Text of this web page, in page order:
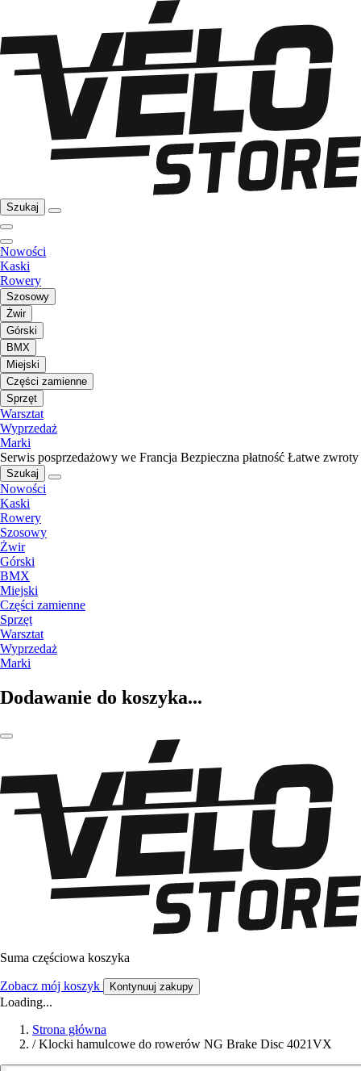
Szukaj
Nowości
Kaski
Rowery
Szosowy
Żwir
Górski
BMX
Miejski
Części zamienne
Sprzęt
Warsztat
Wyprzedaż
Marki
Serwis posprzedażowy we Francja Bezpieczna płatność Łatwe zwroty
Szukaj
Nowości
Kaski
Rowery
Szosowy
Żwir
Górski
BMX
Miejski
Części zamienne
Sprzęt
Warsztat
Wyprzedaż
Marki
Dodawanie do koszyka...
Suma częściowa koszyka
Zobacz mój koszyk Kontynuuj zakupy
Loading...
Strona główna
/ Klocki hamulcowe do rowerów NG Brake Disc 4021VX